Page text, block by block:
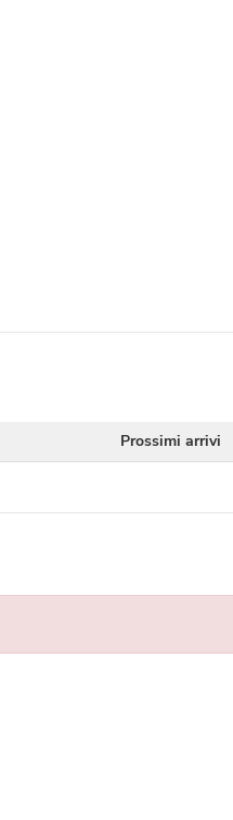
Prossimi arrivi